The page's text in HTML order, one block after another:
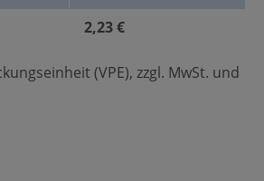
2,23 €
(VPE), zzgl. MwSt. und